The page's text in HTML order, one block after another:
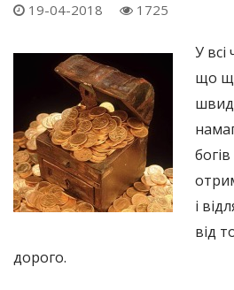
19-04-2018 1725
У
що
і
від
дорого.